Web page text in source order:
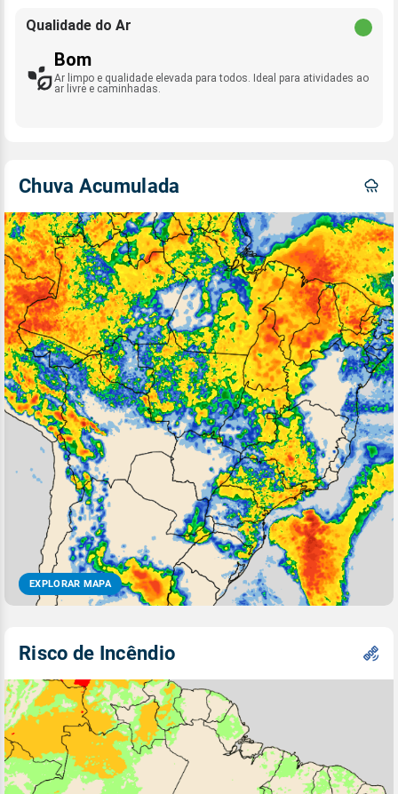
Qualidade do Ar
Bom
Ar limpo e qualidade elevada para todos. Ideal para atividades ao
ar livre e caminhadas.
Chuva Acumulada
EXPLORAR MAPA
Risco de Incêndio